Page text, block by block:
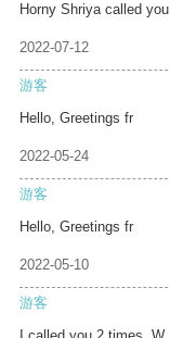
Horny Shriya called you
2022-07-12
游客
Hello, Greetings fr
2022-05-24
游客
Hello, Greetings fr
2022-05-10
游客